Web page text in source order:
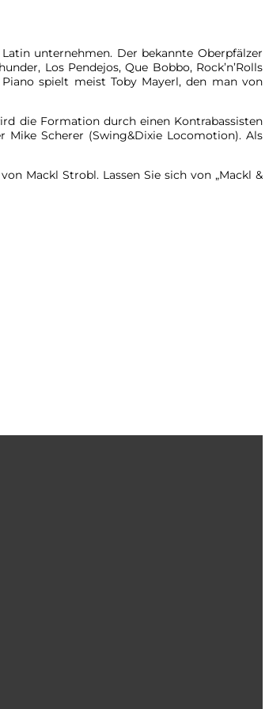
unternehmen. Der bekannte Oberpfälzer
Los Pendejos, Que Bobbo, Rock’n’Rolls
spielt meist Toby Mayerl, den man von
die Formation durch einen Kontrabassisten
Mike Scherer (Swing&Dixie Locomotion). Als
Mackl Strobl. Lassen Sie sich von „Mackl &